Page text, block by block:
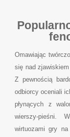
Omawiając
się nad
Z pewnością
odbiorcy oceniali
płynących z
wierszy-pieśni.
wirtuozami gry